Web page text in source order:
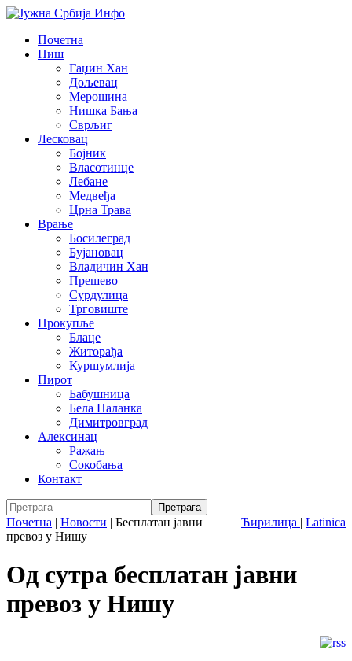
Почетна
Ниш
Гаџин Хан
Дољевац
Мерошина
Нишка Бања
Сврљиг
Лесковац
Бојник
Власотинце
Лебане
Медвеђа
Црна Трава
Врање
Босилеград
Бујановац
Владичин Хан
Прешево
Сурдулица
Трговиште
Прокупље
Блаце
Житорађа
Куршумлија
Пирот
Бабушница
Бела Паланка
Димитровград
Алексинац
Ражањ
Сокобања
Контакт
Ћирилица | Latinica
Почетна | Новости | Бесплатан јавни
превоз у Нишу
Од сутра бесплатан јавни
превоз у Нишу